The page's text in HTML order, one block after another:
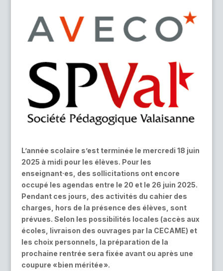
L’année scolaire s’est terminée le mercredi 18 juin
2025 à midi pour les élèves. Pour les
enseignant·es, des sollicitations ont encore
occupé les agendas entre le 20 et le 26 juin 2025.
Pendant ces jours, des activités du cahier des
charges, hors de la présence des élèves, sont
prévues. Selon les possibilités locales (accès aux
écoles, livraison des ouvrages par la CECAME) et
les choix personnels, la préparation de la
prochaine rentrée sera fixée avant ou après une
coupure « bien méritée ».